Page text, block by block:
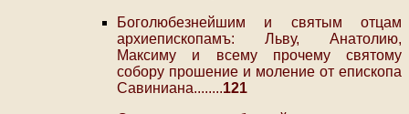
Боголюбезнейшим и святым отцам
архиепископамъ: Льву, Анатолию,
Максиму и всему прочему святому
собору прошение и моление от епископа
Савиниана........121